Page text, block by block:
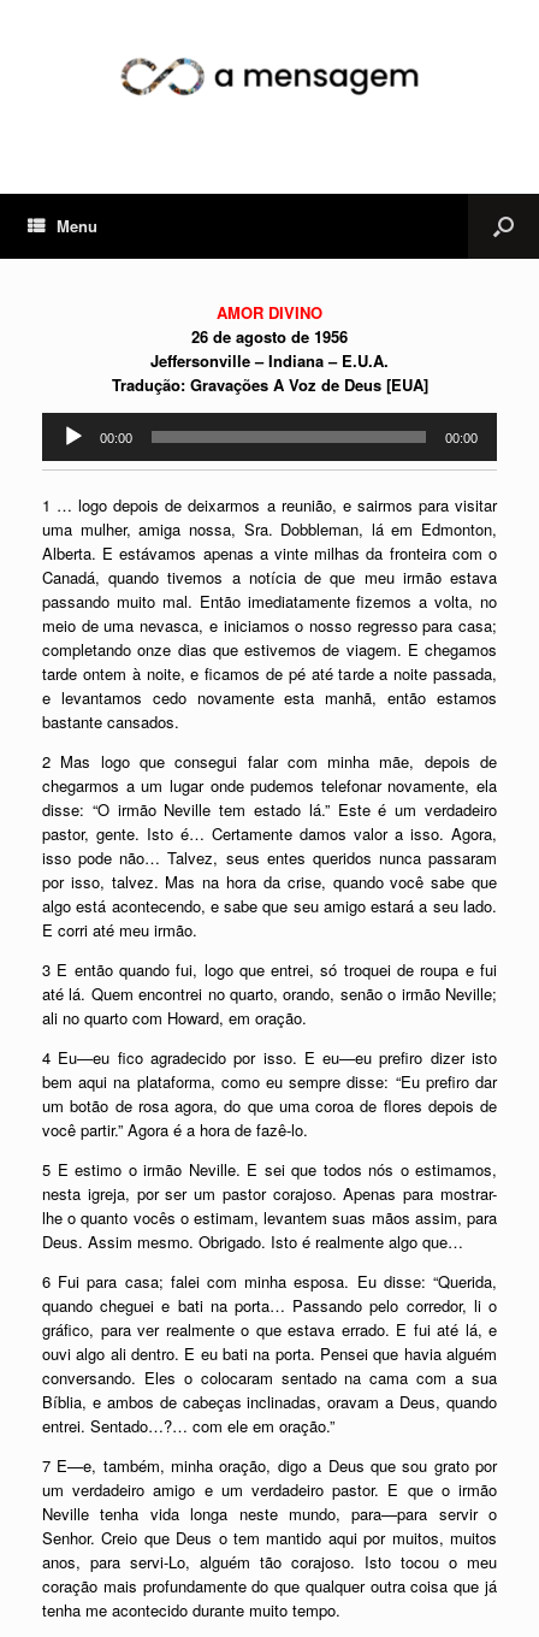
Menu
AMOR DIVINO
26 de agosto de 1956
Jeffersonville – Indiana – E.U.A.
Tradução: Gravações A Voz de Deus [EUA]
Tocador
áudio
00:00 00:00
1 … logo depois de deixarmos a reunião, e sairmos para visitar
uma mulher, amiga nossa, Sra. Dobbleman, lá em Edmonton,
Alberta. E estávamos apenas a vinte milhas da fronteira com o
Canadá, quando tivemos a notícia de que meu irmão estava
passando muito mal. Então imediatamente fizemos a volta, no
meio de uma nevasca, e iniciamos o nosso regresso para casa;
completando onze dias que estivemos de viagem. E chegamos
tarde ontem à noite, e ficamos de pé até tarde a noite passada,
e levantamos cedo novamente esta manhã, então estamos
bastante cansados.
2 Mas logo que consegui falar com minha mãe, depois de
chegarmos a um lugar onde pudemos telefonar novamente, ela
disse: “O irmão Neville tem estado lá.” Este é um verdadeiro
pastor, gente. Isto é… Certamente damos valor a isso. Agora,
isso pode não… Talvez, seus entes queridos nunca passaram
por isso, talvez. Mas na hora da crise, quando você sabe que
algo está acontecendo, e sabe que seu amigo estará a seu lado.
E corri até meu irmão.
3 E então quando fui, logo que entrei, só troquei de roupa e fui
até lá. Quem encontrei no quarto, orando, senão o irmão Neville;
ali no quarto com Howard, em oração.
4 Eu—eu fico agradecido por isso. E eu—eu prefiro dizer isto
bem aqui na plataforma, como eu sempre disse: “Eu prefiro dar
um botão de rosa agora, do que uma coroa de flores depois de
você partir.” Agora é a hora de fazê-lo.
5 E estimo o irmão Neville. E sei que todos nós o estimamos,
nesta igreja, por ser um pastor corajoso. Apenas para mostrar-
lhe o quanto vocês o estimam, levantem suas mãos assim, para
Deus. Assim mesmo. Obrigado. Isto é realmente algo que…
6 Fui para casa; falei com minha esposa. Eu disse: “Querida,
quando cheguei e bati na porta… Passando pelo corredor, li o
gráfico, para ver realmente o que estava errado. E fui até lá, e
ouvi algo ali dentro. E eu bati na porta. Pensei que havia alguém
conversando. Eles o colocaram sentado na cama com a sua
Bíblia, e ambos de cabeças inclinadas, oravam a Deus, quando
entrei. Sentado…?… com ele em oração.”
7 E—e, também, minha oração, digo a Deus que sou grato por
um verdadeiro amigo e um verdadeiro pastor. E que o irmão
Neville tenha vida longa neste mundo, para—para servir o
Senhor. Creio que Deus o tem mantido aqui por muitos, muitos
anos, para servi-Lo, alguém tão corajoso. Isto tocou o meu
coração mais profundamente do que qualquer outra coisa que já
tenha me acontecido durante muito tempo.